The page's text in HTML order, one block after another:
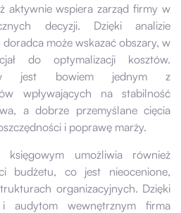
aktywnie wspiera zarząd firmy w
decyzji. Dzięki analizie
może wskazać obszary, w
do optymalizacji kosztów.
jest bowiem jednym z
wpływających na stabilność
a dobrze przemyślane cięcia
i poprawę marży.
księgowym umożliwia również
budżetu, co jest nieocenione,
organizacyjnych. Dzięki
audytom wewnętrznym firma